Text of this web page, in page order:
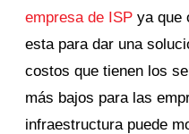
empresa de ISP ya que
esta para dar una
costos que tienen los
más bajos para las
infraestructura puede